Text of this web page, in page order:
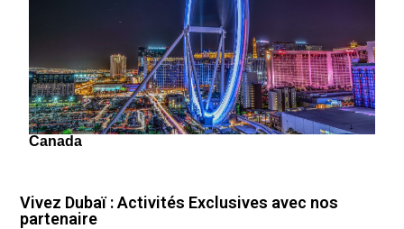
Canada
Vivez Dubaï : Activités Exclusives avec nos
partenaire